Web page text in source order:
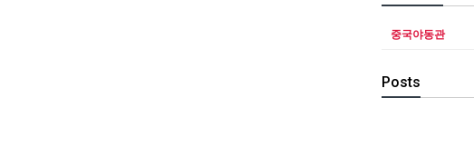
중국야동관
Posts